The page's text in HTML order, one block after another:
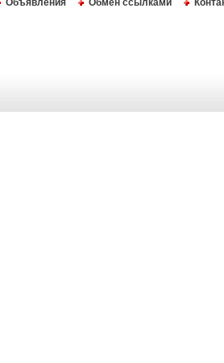
Объявления Обмен ссылками